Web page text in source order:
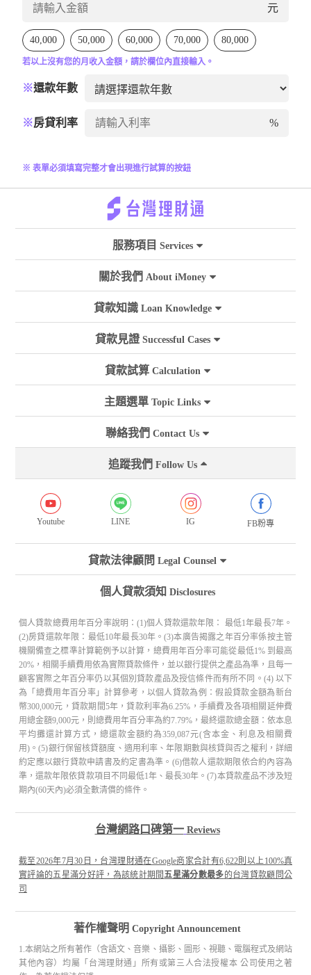
元
40,000 50,000 60,000 70,000 80,000
若以上沒有您的月收入金額，請於欄位內直接輸入。
※還款年數
※房貸利率 %
※ 表單必須填寫完整才會出現進行試算的按鈕
服務項目 Services
關於我們 About iMoney
貸款知識 Loan Knowledge
貸款見證 Successful Cases
貸款試算 Calculation
主題選單 Topic Links
聯絡我們 Contact Us
追蹤我們 Follow Us
Youtube LINE IG FB粉專
貸款法律顧問 Legal Counsel
個人貸款須知 Disclosures
個人貸款總費用年百分率說明：(1)個人貸款還款年限： 最低1年最長7年。
(2)房貸還款年限：最低10年最長30年。(3)本廣告揭露之年百分率係按主管
機關備查之標準計算範例予以計算，總費用年百分率可能從最低1% 到最高
20%，相關手續費用依為實際貸款條件，並以銀行提供之產品為準，且每一
顧客實際之年百分率仍以其個別貸款產品及授信條件而有所不同。(4) 以下
為「總費用年百分率」計算參考，以個人貸款為例：假設貸款金額為新台
幣300,000元，貸款期間5年，貸款利率為6.25%，手續費及各項相關延伸費
用總金額9,000元，則總費用年百分率為約7.79%，最終還款總金額：依本息
平均攤還計算方式，總還款金額約為359,087元(含本金、利息及相關費
用)。(5)銀行保留核貸額度、適用利率、年限期數與核貸與否之權利，詳細
約定應以銀行貸款申請書及約定書為準。(6)借款人還款期限依合約內容為
準，還款年限依貸款項目不同最低1年、最長30年。(7)本貸款產品不涉及短
期內(60天內)必須全數清償的條件。
台灣網路口碑第一 Reviews
截至2026年7月30日，台灣理財通在Google商家合計有6,622則以上100%真
實評論的五星滿分好評，為該統計期間 五星滿分數最多的台灣貸款顧問公
司
著作權聲明 Copyright Announcement
1.本網站之所有著作（含語文、音樂、攝影、圖形、視聽、電腦程式及網站
其他內容）均屬「台灣理財通」所有或第三人合法授權本 公司使用之著